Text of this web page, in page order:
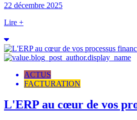
22 décembre 2025
Lire +
ACTUS
FACTURATION
L'ERP au cœur de vos